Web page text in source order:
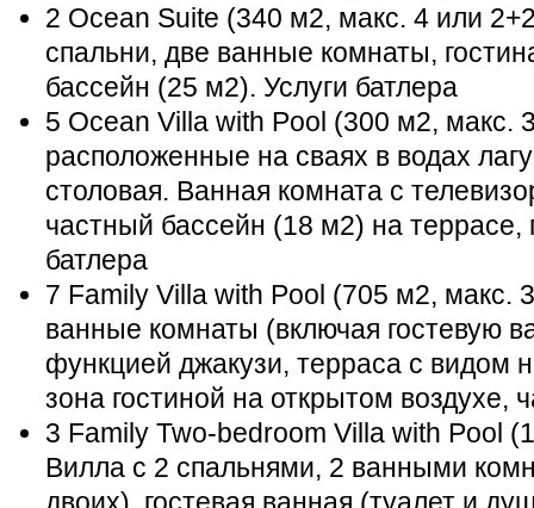
2 Ocean Suite (340 м2, макс. 4 или
спальни, две ванные комнаты,
бассейн (25 м2). Услуги батлера
5 Ocean Villa with Pool (300 м2, макс.
расположенные на сваях в водах
столовая. Ванная комната с
частный бассейн (18 м2) на террасе,
батлера
7 Family Villa with Pool (705 м2, макс.
ванные комнаты (включая гостевую
функцией джакузи, терраса с видом
зона гостиной на открытом воздухе,
3 Family Two-bedroom Villa with Pool
Вилла с 2 спальнями, 2 ванными
двоих), гостевая ванная (туалет и